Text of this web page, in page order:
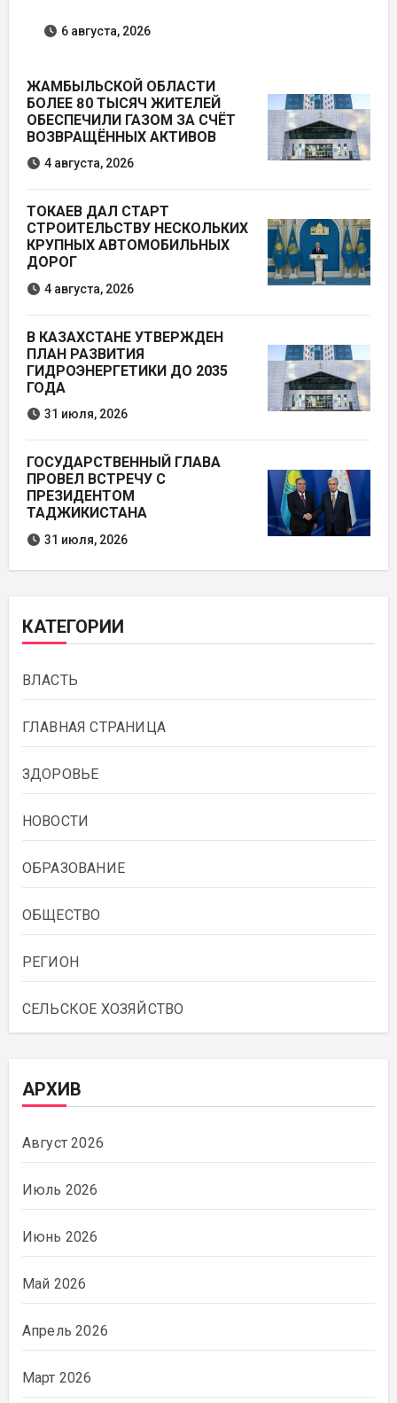
6 августа, 2026
ЖАМБЫЛЬСКОЙ ОБЛАСТИ
БОЛЕЕ 80 ТЫСЯЧ ЖИТЕЛЕЙ
ОБЕСПЕЧИЛИ ГАЗОМ ЗА СЧЁТ
ВОЗВРАЩЁННЫХ АКТИВОВ
4 августа, 2026
ТОКАЕВ ДАЛ СТАРТ
СТРОИТЕЛЬСТВУ НЕСКОЛЬКИХ
КРУПНЫХ АВТОМОБИЛЬНЫХ
ДОРОГ
4 августа, 2026
В КАЗАХСТАНЕ УТВЕРЖДЕН
ПЛАН РАЗВИТИЯ
ГИДРОЭНЕРГЕТИКИ ДО 2035
ГОДА
31 июля, 2026
ГОСУДАРСТВЕННЫЙ ГЛАВА
ПРОВЕЛ ВСТРЕЧУ С
ПРЕЗИДЕНТОМ
ТАДЖИКИСТАНА
31 июля, 2026
КАТЕГОРИИ
ВЛАСТЬ
ГЛАВНАЯ СТРАНИЦА
ЗДОРОВЬЕ
НОВОСТИ
ОБРАЗОВАНИЕ
ОБЩЕСТВО
РЕГИОН
СЕЛЬСКОЕ ХОЗЯЙСТВО
АРХИВ
Август 2026
Июль 2026
Июнь 2026
Май 2026
Апрель 2026
Март 2026